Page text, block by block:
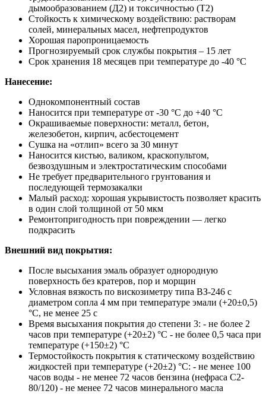
дымообразованием (Д2) и токсичностью (Т2)
Стойкость к химическому воздействию: растворам
солей, минеральных масел, нефтепродуктов
Хорошая паропроницаемость
Прогнозируемый срок службы покрытия – 15 лет
Срок хранения 18 месяцев при температуре до -40 °С
Нанесение:
Однокомпонентный состав
Наносится при температуре от -30 °С до +40 °С
Окрашиваемые поверхности: металл, бетон,
железобетон, кирпич, асбестоцемент
Сушка на «отлип» всего за 30 минут
Наносится кистью, валиком, краскопультом,
безвоздушным и электростатическим способами
Не требует предварительного грунтования и
последующей термозакалки
Малый расход: хорошая укрывистость позволяет красить
в один слой толщиной от 50 мкм
Ремонтопригодность при повреждении — легко
подкрасить
Внешний вид покрытия:
После высыхания эмаль образует однородную
поверхность без кратеров, пор и морщин
Условная вязкость по вискозиметру типа ВЗ-246 с
диаметром сопла 4 мм при температуре эмали (+20±0,5)
°С, не менее 25 с
Время высыхания покрытия до степени 3: - не более 2
часов при температуре (+20±2) °С - не более 0,5 часа при
температуре (+150±2) °С
Термостойкость покрытия к статическому воздействию
жидкостей при температуре (+20±2) °С: - не менее 100
часов воды - не менее 72 часов бензина (нефраса С2-
80/120) - не менее 72 часов минерального масла